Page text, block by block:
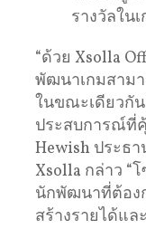
รางวัลใน
“ด้วย Xsolla
พัฒนาเกมสาม
ในขณะเดียวกั
ประสบการณ์ที่
Hewish ประธ
Xsolla กล่าว “
นักพัฒนาที่ต้อง
สร้างรายได้แล